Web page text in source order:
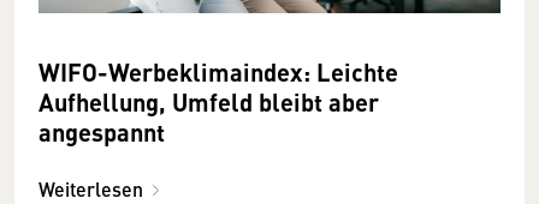
WIFO-Werbeklimaindex: Leichte
Aufhellung, Umfeld bleibt aber
angespannt
Weiterlesen